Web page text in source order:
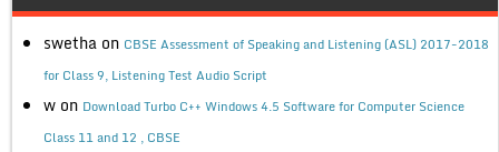
swetha on CBSE Assessment of Speaking and Listening (ASL) 2017-2018
for Class 9, Listening Test Audio Script
w on Download Turbo C++ Windows 4.5 Software for Computer Science
Class 11 and 12 , CBSE